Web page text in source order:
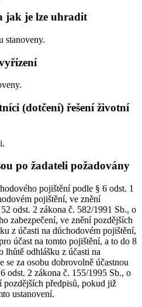
jak je lze uhradit
stanoveny.
(dotčení) řešení životní
po žadateli požadovány
pojištění podle § 6 odst. 1
pojištění, ve znění
odst. 2 zákona č. 582/1991 Sb., o
zabezpečení, ve znění pozdějších
z účasti na důchodovém pojištění,
účast na tomto pojištění, a to do 8
lhůtě odhlášku z účasti na
se za osobu dobrovolně účastnou
odst. 2 zákona č. 155/1995 Sb., o
pozdějších předpisů, pokud již
ustanovení.